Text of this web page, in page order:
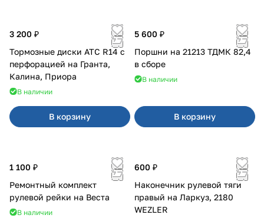
3 200 ₽
Тормозные диски АТС R14 с
перфорацией на Гранта,
Калина, Приора
В наличии
В корзину
5 600 ₽
Поршни на 21213 ТДМК 82,4
в сборе
В наличии
В корзину
1 100 ₽
Ремонтный комплект
рулевой рейки на Веста
В наличии
600 ₽
Наконечник рулевой тяги
правый на Ларкуз, 2180
WEZLER